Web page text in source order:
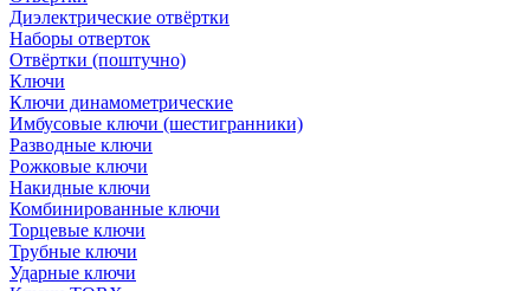
Диэлектрические отвёртки
Наборы отверток
Отвёртки (поштучно)
Ключи
Ключи динамометрические
Имбусовые ключи (шестигранники)
Разводные ключи
Рожковые ключи
Накидные ключи
Комбинированные ключи
Торцевые ключи
Трубные ключи
Ударные ключи